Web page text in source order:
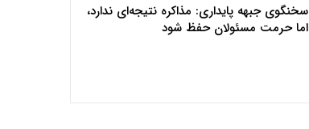
سخنگوی جبهه پایداری: مذاکره نتیجه‌ای ندارد،
اما حرمت مسئولان حفظ شود